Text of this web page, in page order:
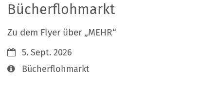
Bücherflohmarkt
Zu dem Flyer über „MEHR“
Datum:5. Sept. 2026
Art bzw. Nummer:
Bücherflohmarkt